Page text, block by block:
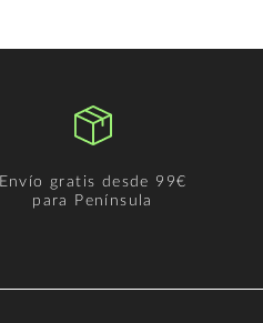
Envío gratis desde 99€
para Península